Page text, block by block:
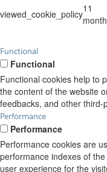
viewed_cookie_policy11
Functional
Functional
Functional cookies help to
the content of the website
feedbacks, and other third-
Performance
Performance
Performance cookies are
performance indexes of
user experience for the